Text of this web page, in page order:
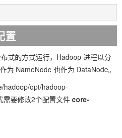
置
式的方式运行，Hadoop 进程以分
为 NameNode 也作为 DataNode。
hadoop/opt/hadoop-
需要修改2个配置文件 core-